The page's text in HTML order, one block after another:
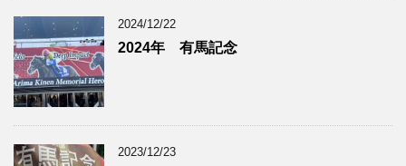
2024/12/22
2024年 有馬記念
2023/12/23